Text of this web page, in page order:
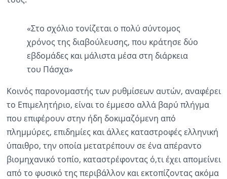
«Στο σχόλιο τονίζεται ο πολύ σύντομος
χρόνος της διαβούλευσης, που κράτησε δύο
εβδομάδες και μάλιστα μέσα στη διάρκεια
του Πάσχα»
Κοινός παρονομαστής των ρυθμίσεων αυτών, αναφέρει
το Επιμελητήριο, είναι το έμμεσο αλλά βαρύ πλήγμα
που επιφέρουν στην ήδη δοκιμαζόμενη από
πλημμύρες, επιδημίες και άλλες καταστροφές ελληνική
ύπαιθρο, την οποία μετατρέπουν σε ένα απέραντο
βιομηχανικό τοπίο, καταστρέφοντας ό,τι έχει απομείνει
από το φυσικό της περιβάλλον και εκτοπίζοντας ακόμα